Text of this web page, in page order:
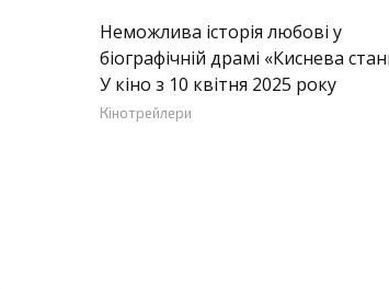
Неможлива історія любові у
біографічній драмі «Киснева
У кіно з 10 квітня 2025 року
Кінотрейлери